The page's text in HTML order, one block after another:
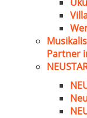
Partner